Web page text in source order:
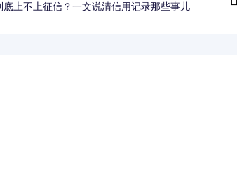
底上不上征信？一文说清信用记录那些事儿